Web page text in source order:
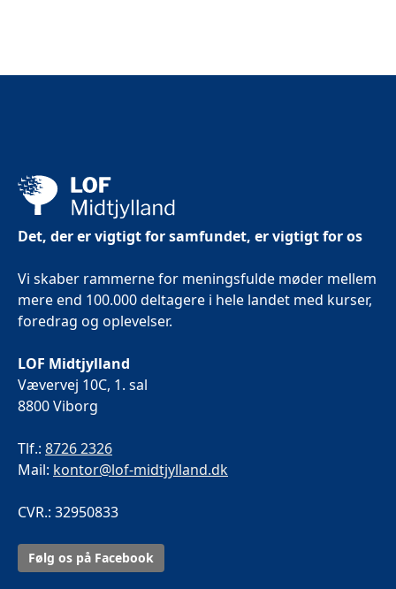
Det, der er vigtigt for samfundet, er vigtigt for os
Vi skaber rammerne for meningsfulde møder mellem
mere end 100.000 deltagere i hele landet med kurser,
foredrag og oplevelser.
LOF Midtjylland
Vævervej 10C, 1. sal
8800 Viborg
Tlf.: 8726 2326
Mail: kontor@lof-midtjylland.dk
CVR.: 32950833
Følg os på Facebook